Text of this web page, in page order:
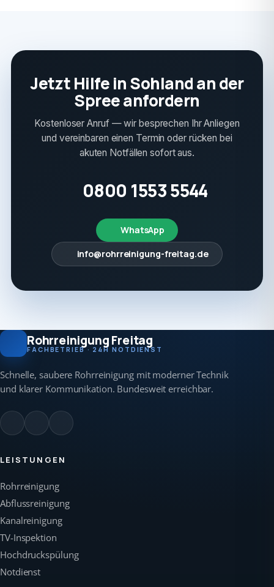
Jetzt Hilfe in Sohland an der
Spree anfordern
Kostenloser Anruf — wir besprechen Ihr Anliegen
und vereinbaren einen Termin oder rücken bei
akuten Notfällen sofort aus.
0800 1553 5544
WhatsApp
info@rohrreinigung-freitag.de
Rohrreinigung Freitag
FACHBETRIEB · 24H NOTDIENST
Schnelle, saubere Rohrreinigung mit moderner Technik
und klarer Kommunikation. Bundesweit erreichbar.
LEISTUNGEN
Rohrreinigung
Abflussreinigung
Kanalreinigung
TV-Inspektion
Hochdruckspülung
Notdienst